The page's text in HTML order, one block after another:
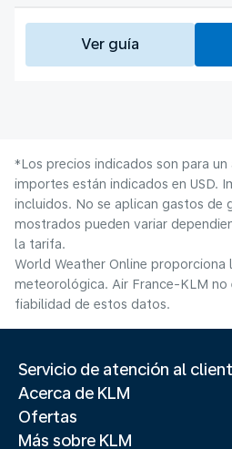
Ver guía
*Los precios indicados son para
importes están indicados en USD.
incluidos. No se aplican gastos de
mostrados pueden variar
la tarifa.
World Weather Online proporciona
meteorológica. Air France-KLM no
fiabilidad de estos datos.
Servicio de atención al
Acerca de KLM
Ofertas
Más sobre KLM